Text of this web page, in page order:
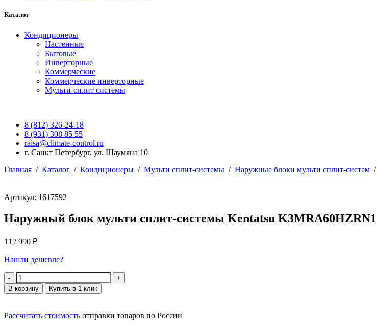
Каталог
Кондиционеры
Настенные
Бытовые
Инверторные
Коммерческие
Коммерческие инверторные
Мульти-сплит системы
8 (812) 326-24-18
8 (931) 308 85 55
raisa@climate-control.ru
г. Санкт Петербург, ул. Шаумяна 10
Главная / Каталог / Кондиционеры / Мульти сплит-системы / Наружные блоки мульти сплит-систем /
Артикул: 1617592
Наружный блок мульти сплит-системы Kentatsu K3MRA60HZRN1
112 990 ₽
Нашли дешевле?
Количество
В корзину Купить в 1 клик
Рассчитать стоимость отправки товаров по России